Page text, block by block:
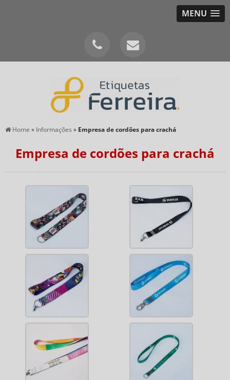
MENU
Home » Informações » Empresa de cordões para crachá
Empresa de cordões para crachá